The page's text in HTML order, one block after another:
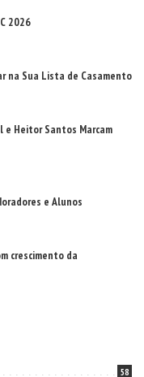
2026
na Sua Lista de Casamento
e Heitor Santos Marcam
e Alunos
crescimento da
58